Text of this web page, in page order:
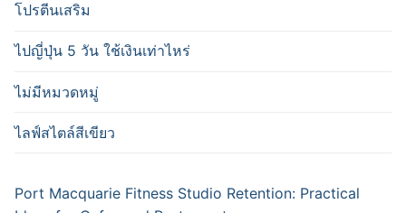
โปรตีนเสริม
ไปญี่ปุ่น 5 วัน ใช้เงินเท่าไหร่
ไม่มีหมวดหมู่
ไลฟ์สไตล์สีเขียว
Port Macquarie Fitness Studio Retention: Practical